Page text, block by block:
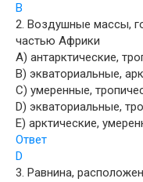
B
2. Воздушные массы,
частью Африки
A) антарктические,
B) экваториальные,
C) умеренные,
D) экваториальные,
E) арктические,
Ответ
D
3. Равнина,